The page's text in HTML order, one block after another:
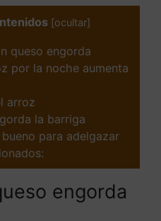
[ocultar]
queso engorda
por la noche aumenta
arroz
la barriga
para adelgazar
engorda